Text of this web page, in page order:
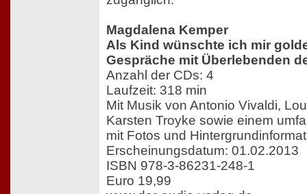
Magdalena Kemper
Als Kind wünschte ich mir
Gespräche mit Überlebenden
Anzahl der CDs: 4
Laufzeit: 318 min
Mit Musik von Antonio Vivaldi,
Karsten Troyke sowie einem
mit Fotos und
Erscheinungsdatum: 01.02.2013
ISBN 978-3-86231-248-1
Euro 19,99